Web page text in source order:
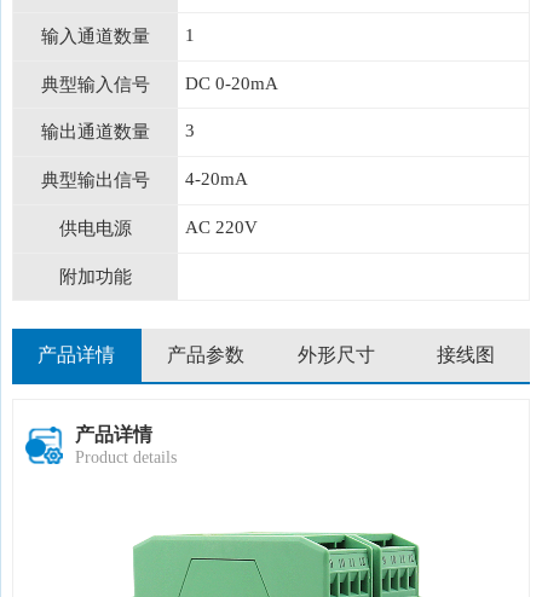
输入通道数量 1
典型输入信号 DC 0-20mA
输出通道数量 3
典型输出信号 4-20mA
供电电源 AC 220V
附加功能
产品详情 产品参数 外形尺寸 接线图
产品详情
Product details